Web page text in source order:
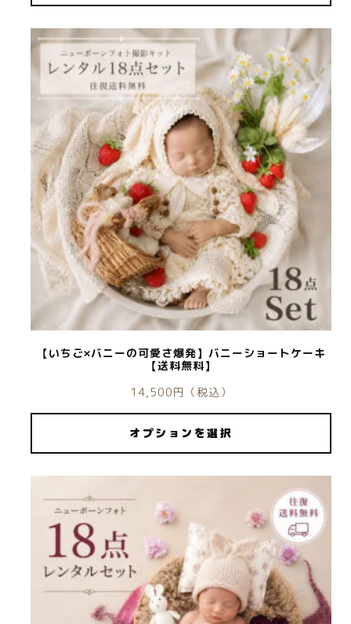
【いちご×バニーの可愛さ爆発】バニーショートケーキ
【送料無料】
14,500円 （税込）
オプションを選択